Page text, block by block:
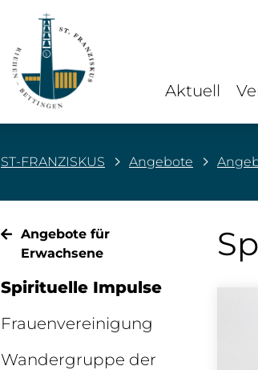
Aktuell
ST-FRANZISKUS Angebote
Angebote für
Erwachsene
Spirituelle Impulse
Frauenvereinigung
Wandergruppe der